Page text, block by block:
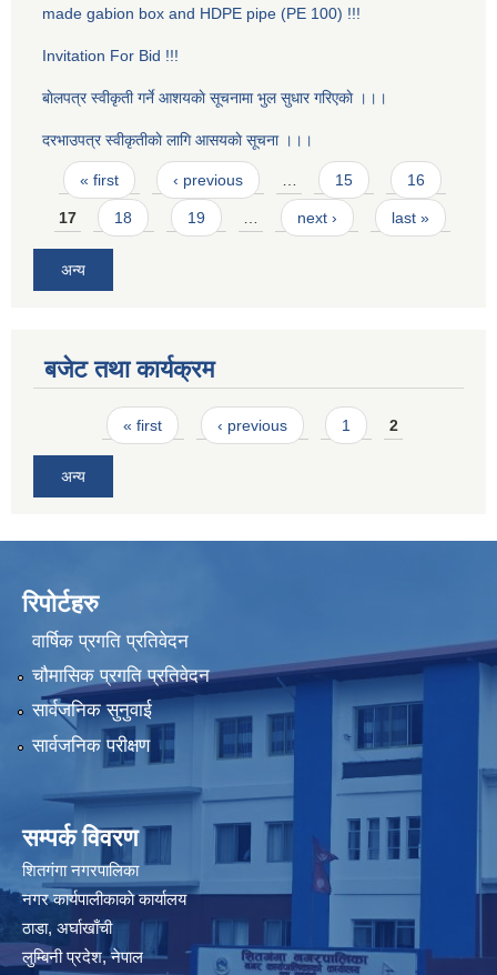
made gabion box and HDPE pipe (PE 100) !!!
Invitation For Bid !!!
बाेलपत्र स्वीकृती गर्ने आशयकाे सूचनामा भुल सुधार गरिएकाे ।।।
दरभाउपत्र स्वीकृतीकाे लागि आसयकाे सूचना ।।।
Pages
« first ‹ previous … 15 16
17 18 19 … next › last »
अन्य
बजेट तथा कार्यक्रम
Pages« first ‹ previous 1 2
अन्य
रिपोर्टहरु
वार्षिक प्रगति प्रतिवेदन
चौमासिक प्रगति प्रतिवेदन
सार्वजनिक सुनुवाई
सार्वजनिक परीक्षण
सम्पर्क विवरण
शितगंगा नगरपालिका
नगर कार्यपालीकाकाे कार्यालय
ठाडा, अर्घाखाँची
लुम्बिनी प्रदेश, नेपाल